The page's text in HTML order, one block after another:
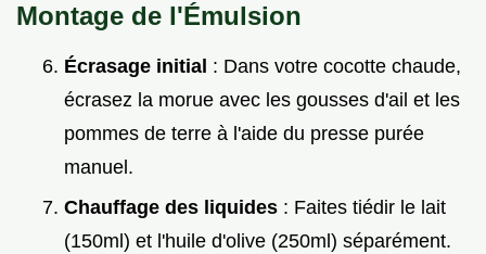
Montage de l'Émulsion
Écrasage initial : Dans votre cocotte chaude,
écrasez la morue avec les gousses d'ail et les
pommes de terre à l'aide du presse purée
manuel.
Chauffage des liquides : Faites tiédir le lait
(150ml) et l'huile d'olive (250ml) séparément.